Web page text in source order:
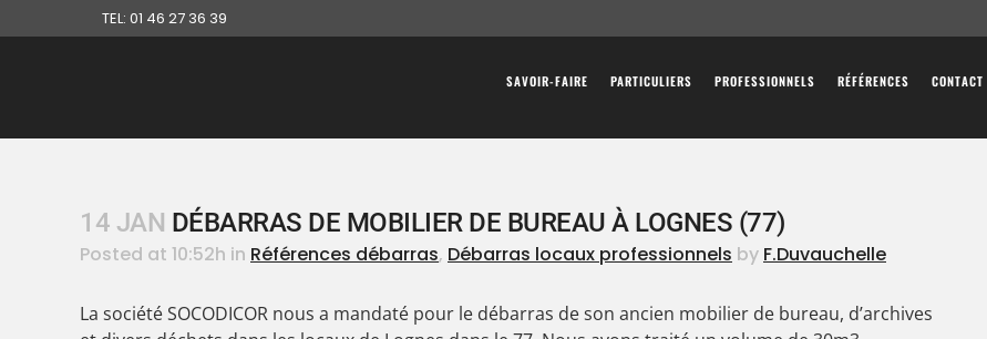
TEL: 01 46 27 36 39
SAVOIR-FAIRE PARTICULIERS PROFESSIONNELS RÉFÉRENCES CONTACT
14 JAN DÉBARRAS DE MOBILIER DE BUREAU À LOGNES (77)
Posted at 10:52h in Références débarras, Débarras locaux professionnels by F.Duvauchelle
La société SOCODICOR nous a mandaté pour le débarras de son ancien mobilier de bureau, d’archives